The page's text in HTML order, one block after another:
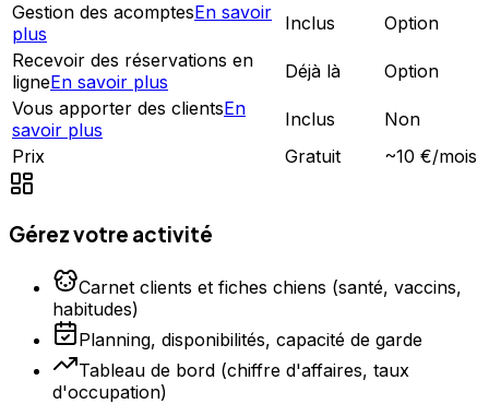
Gestion des acomptesEn savoir
plus
Inclus
Option
Recevoir des réservations en
ligneEn savoir plus Déjà là
Option
Vous apporter des clientsEn
savoir plus
Inclus
Non
Prix
Gratuit ~10 €/mois
Gérez votre activité
Carnet clients et fiches chiens (santé, vaccins,
habitudes)
Planning, disponibilités, capacité de garde
Tableau de bord (chiffre d'affaires, taux
d'occupation)